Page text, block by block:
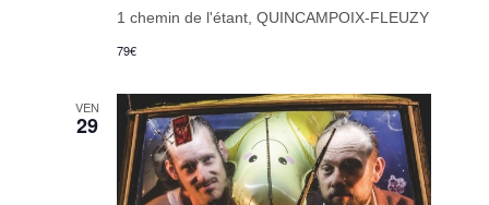
1 chemin de l'étant, QUINCAMPOIX-FLEUZY
79€
VEN
29